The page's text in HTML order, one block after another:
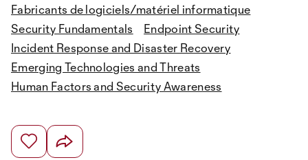
Fabricants de logiciels/matériel informatique
Security Fundamentals
Endpoint Security
Incident Response and Disaster Recovery
Emerging Technologies and Threats
Human Factors and Security Awareness